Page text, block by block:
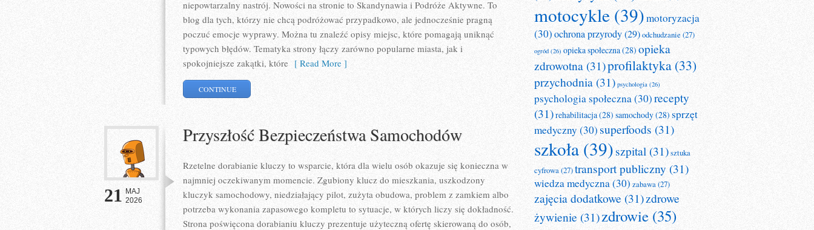
niepowtarzalny nastrój. Nowości na stronie to Skandynawia i Podróże Aktywne. To
blog dla tych, którzy nie chcą podróżować przypadkowo, ale jednocześnie pragną
poczuć emocje wyprawy. Można tu znaleźć opisy miejsc, które pomagają uniknąć
typowych błędów. Tematyka strony łączy zarówno popularne miasta, jak i
spokojniejsze zakątki, które [ Read More ]
CONTINUE
21 MAJ
2026
Przyszłość Bezpieczeństwa Samochodów
Rzetelne dorabianie kluczy to wsparcie, która dla wielu osób okazuje się konieczna w
najmniej oczekiwanym momencie. Zgubiony klucz do mieszkania, uszkodzony
kluczyk samochodowy, niedziałający pilot, zużyta obudowa, problem z zamkiem albo
potrzeba wykonania zapasowego kompletu to sytuacje, w których liczy się dokładność.
Strona poświęcona dorabianiu kluczy prezentuje użyteczną ofertę skierowaną do osób,
motocykle (39)motoryzacja
(30)ochrona przyrody(29)odchudzanie(27)
ogród (26) opieka społeczna(28) opieka
zdrowotna (31)profilaktyka (33)
przychodnia (31) psychologia (26)
psychologia społeczna(30)recepty
(31)rehabilitacja(28) samochody(28) sprzęt
medyczny (30) superfoods (31)
szkoła (39)szpital (31)sztuka
cyfrowa(27)transport publiczny (31)
wiedza medyczna(30) zabawa(27)
zajęcia dodatkowe (31)zdrowe
żywienie (31)zdrowie (35)